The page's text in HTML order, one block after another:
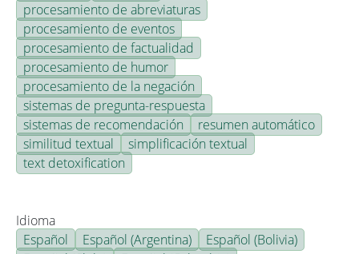
procesamiento de abreviaturas
procesamiento de eventos
procesamiento de factualidad
procesamiento de humor
procesamiento de la negación
sistemas de pregunta-respuesta
sistemas de recomendación
resumen automático
similitud textual
simplificación textual
text detoxification
Idioma
Español
Español (Argentina)
Español (Bolivia)